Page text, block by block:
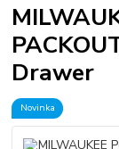
Drawer
Novinka